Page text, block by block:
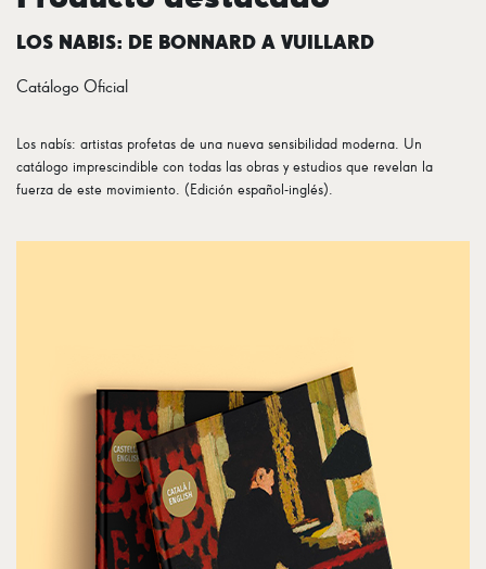
LOS NABIS: DE BONNARD A VUILLARD
Catálogo Oficial
Los nabís: artistas profetas de una nueva sensibilidad moderna. Un
catálogo imprescindible con todas las obras y estudios que revelan la
fuerza de este movimiento. (Edición español-inglés).